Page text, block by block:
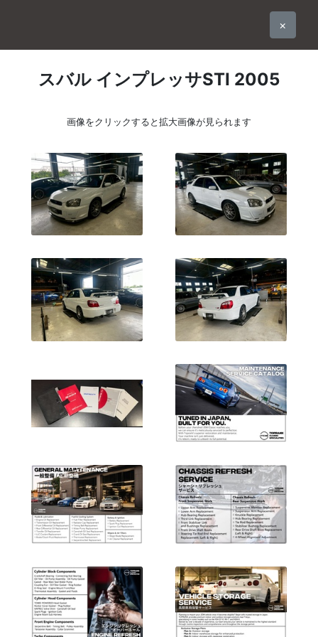
×
スバル インプレッサSTI 2005
画像をクリックすると拡大画像が見られます